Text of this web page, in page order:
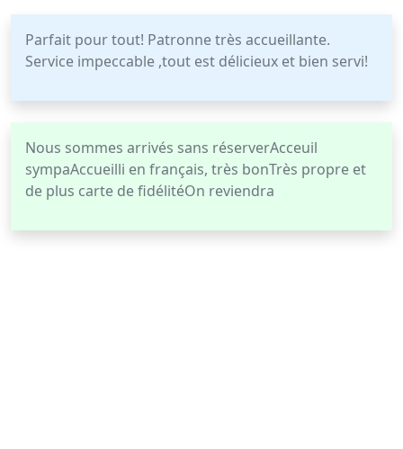
Parfait pour tout! Patronne très accueillante.
Service impeccable ,tout est délicieux et bien servi!
Nous sommes arrivés sans réserverAcceuil
sympaAccueilli en français, très bonTrès propre et
de plus carte de fidélitéOn reviendra